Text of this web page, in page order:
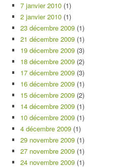
7 janvier 2010 (1)
2 janvier 2010 (1)
23 décembre 2009 (1)
21 décembre 2009 (1)
19 décembre 2009 (3)
18 décembre 2009 (2)
17 décembre 2009 (3)
16 décembre 2009 (1)
15 décembre 2009 (2)
14 décembre 2009 (1)
10 décembre 2009 (1)
4 décembre 2009 (1)
29 novembre 2009 (1)
27 novembre 2009 (1)
24 novembre 2009 (1)